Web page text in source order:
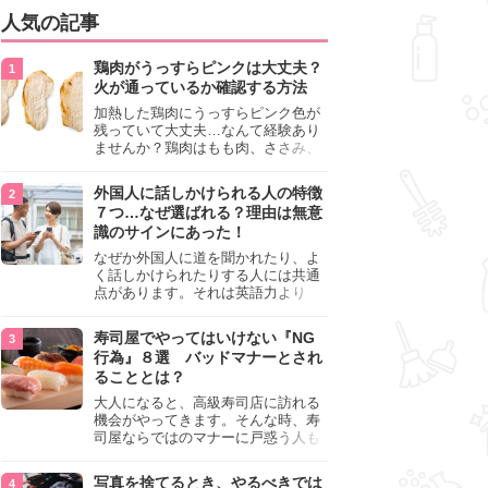
人気の記事
鶏肉がうっすらピンクは大丈夫？
火が通っているか確認する方法
加熱した鶏肉にうっすらピンク色が
残っていて大丈夫…なんて経験あり
ませんか？鶏肉はもも肉、ささみ、
わいが異なり、いろいろと楽しめる
料理ですが、鶏肉は加熱した後でも
うっすらピンク色の部分が大丈夫な
のと気になるときがあります。この
記事では生焼けか火が通っているの
かを確認する方法や、鶏肉を調理す
るときの注意点を紹介しますので、
参考にしてみてくださいね。
外国人に話しかけられる人の特徴
７つ…なぜ選ばれる？理由は無意
識のサインにあった！
なぜか外国人に道を聞かれたり、よ
く話しかけられたりする人には共通
点があります。それは英語力より
けても大丈夫」というサインが関係
しています。よく選ばれる人の特徴
や、英語が苦手でも焦らない対処
法、自分を守るための注意点を詳し
く解説します。
寿司屋でやってはいけない『NG
行為』８選 バッドマナーとされ
ることとは？
大人になると、高級寿司店に訪れる
機会がやってきます。そんな時、寿
司屋ならではのマナーに戸惑う人も
らためて寿司屋でやってはいけない
写真を捨てるとき、やるべきでは